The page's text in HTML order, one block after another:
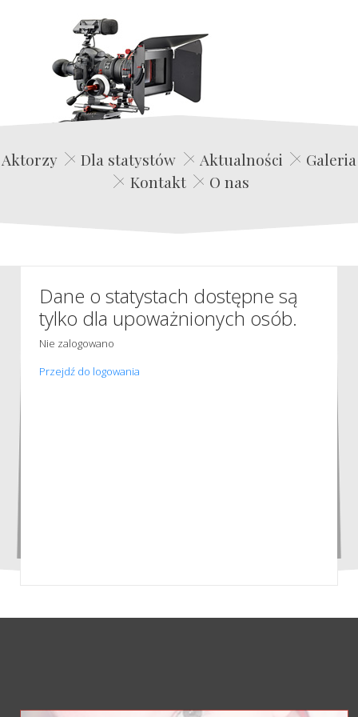
Edwin Film Agencja Aktorska
Aktorzy Dla statystów Aktualności
Galeria
Kontakt
O nas
Dane o statystach dostępne są
tylko dla upoważnionych osób.
Nie zalogowano
Przejdź do logowania